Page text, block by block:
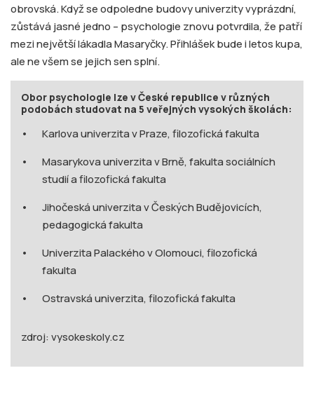
obrovská. Když se odpoledne budovy univerzity vyprázdní,
zůstává jasné jedno – psychologie znovu potvrdila, že patří
mezi největší lákadla Masaryčky. Přihlášek bude i letos kupa,
ale ne všem se jejich sen splní.
Obor psychologie lze v České republice v různých
podobách studovat na 5 veřejných vysokých školách:
Karlova univerzita v Praze, filozofická fakulta
Masarykova univerzita v Brně, fakulta sociálních
studií a filozofická fakulta
Jihočeská univerzita v Českých Budějovicích,
pedagogická fakulta
Univerzita Palackého v Olomouci, filozofická
fakulta
Ostravská univerzita, filozofická fakulta
zdroj: vysokeskoly.cz